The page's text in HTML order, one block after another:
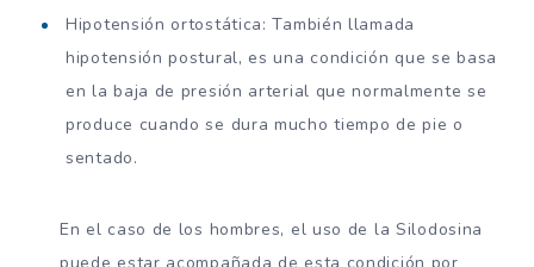
Hipotensión ortostática: También llamada
hipotensión postural, es una condición que se basa
en la baja de presión arterial que normalmente se
produce cuando se dura mucho tiempo de pie o
sentado.
En el caso de los hombres, el uso de la Silodosina